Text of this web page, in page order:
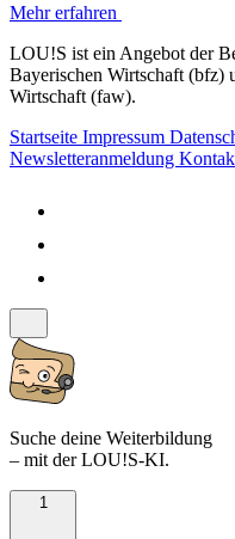
Mehr erfahren
LOU!S ist ein Angebot der
Bayerischen Wirtschaft (bfz)
Wirtschaft (faw).
Startseite Impressum
Newsletteranmeldung
Suche deine Weiterbildung
– mit der LOU!S-KI.
1